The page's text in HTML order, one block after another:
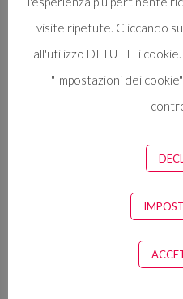
visite ripetute. Cliccando
all'utilizzo DI TUTTI i
"Impostazioni dei